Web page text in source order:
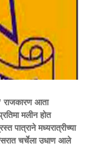
राजकारण आता
मलीन होत
पात्राने मध्यरात्रीच्या
चर्चेला उधाण आले